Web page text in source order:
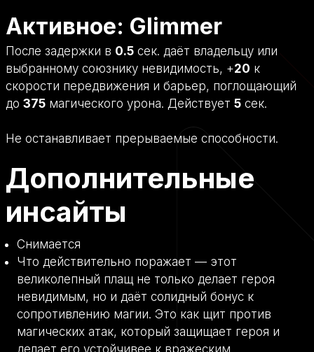
Активное: Glimmer
После задержки в 0.5 сек. даёт владельцу или
выбранному союзнику невидимость, +20 к
скорости передвижения и барьер, поглощающий
до 375 магического урона. Действует 5 сек.
Не останавливает прерываемые способности.
Дополнительные
инсайты
Снимается
Что действительно поражает — этот
великолепный плащ не только делает героя
невидимым, но и даёт солидный бонус к
сопротивлению магии. Это как щит против
магических атак, который защищает героя и
делает его устойчивее к вражеским